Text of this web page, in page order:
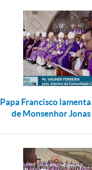
Papa Francisco
de Monsenhor